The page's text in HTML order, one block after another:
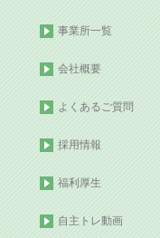
事業所一覧
会社概要
よくあるご質問
採用情報
福利厚生
自主トレ動画